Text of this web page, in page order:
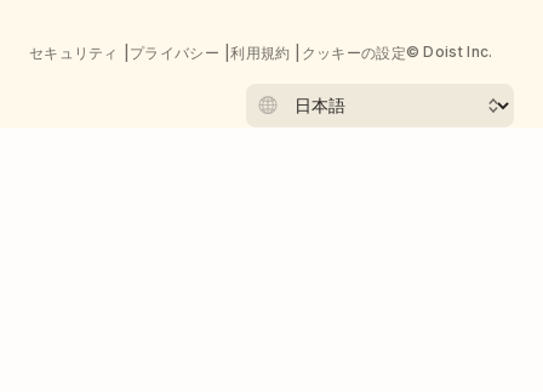
セキュリティ プライバシー 利用規約 クッキーの設定© Doist Inc.